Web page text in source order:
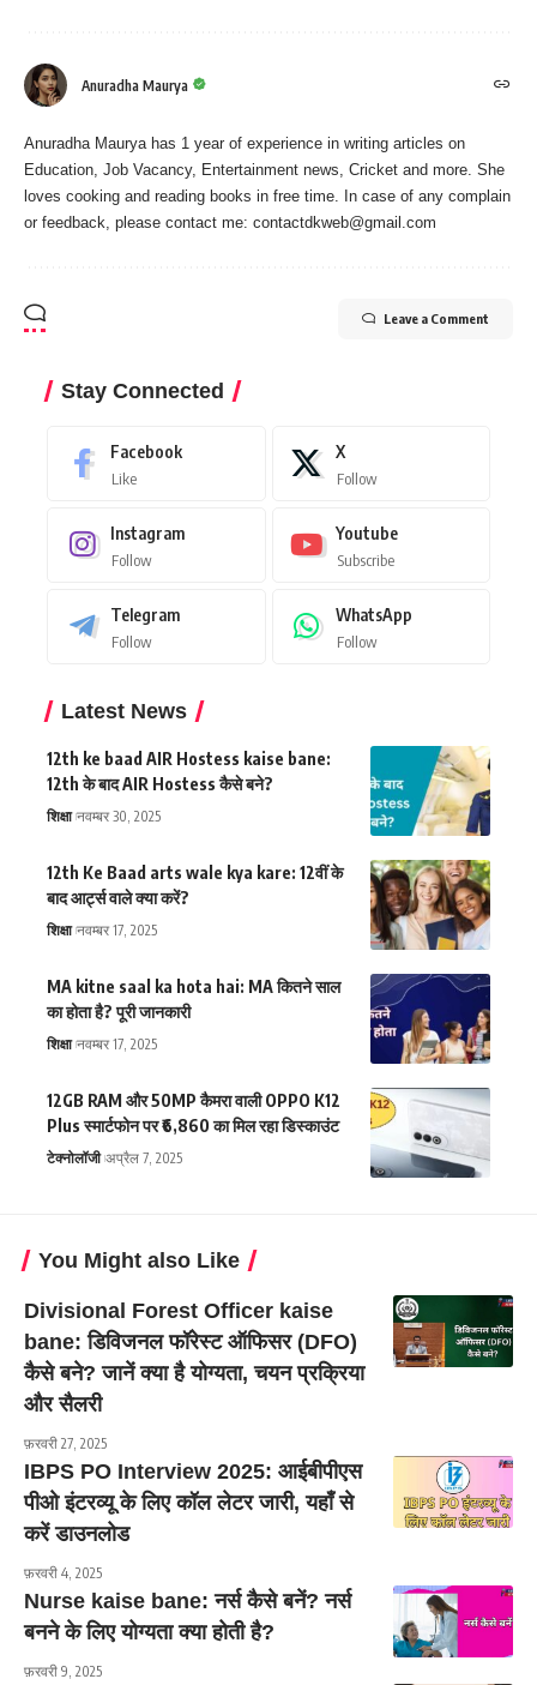
Anuradha Maurya
Anuradha Maurya has 1 year of experience in writing articles on
Education, Job Vacancy, Entertainment news, Cricket and more. She
loves cooking and reading books in free time. In case of any complain
or feedback, please contact me: contactdkweb@gmail.com
Leave a Comment
Stay Connected
Facebook
Like
X
Follow
Instagram
Follow
Youtube
Subscribe
Telegram
Follow
WhatsApp
Follow
Latest News
12th ke baad AIR Hostess kaise bane:
12th के बाद AIR Hostess कैसे बने?
शिक्षा नवम्बर 30, 2025
12th Ke Baad arts wale kya kare: 12वीं के
बाद आर्ट्स वाले क्या करें?
शिक्षा नवम्बर 17, 2025
MA kitne saal ka hota hai: MA कितने साल
का होता है? पूरी जानकारी
शिक्षा नवम्बर 17, 2025
12GB RAM और 50MP कैमरा वाली OPPO K12
Plus स्मार्टफोन पर ₹6,860 का मिल रहा डिस्काउंट
टेक्नोलॉजी अप्रैल 7, 2025
You Might also Like
Divisional Forest Officer kaise
bane: डिविजनल फॉरेस्ट ऑफिसर (DFO)
कैसे बने? जानें क्या है योग्यता, चयन प्रक्रिया
और सैलरी
फ़रवरी 27, 2025
IBPS PO Interview 2025: आईबीपीएस
पीओ इंटरव्यू के लिए कॉल लेटर जारी, यहाँ से
करें डाउनलोड
फ़रवरी 4, 2025
Nurse kaise bane: नर्स कैसे बनें? नर्स
बनने के लिए योग्यता क्या होती है?
फ़रवरी 9, 2025